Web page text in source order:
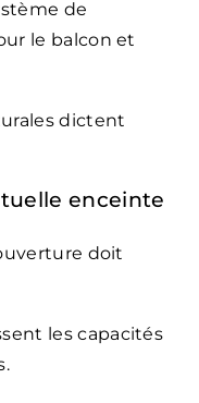
de
le balcon et
dictent
enceinte
doit
les capacités